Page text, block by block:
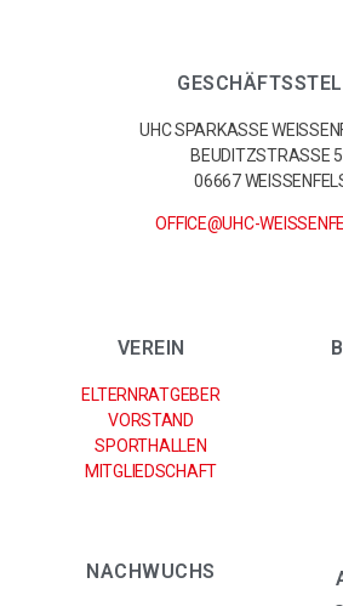
UHC SPARKASSE
BEUDITZSTRASSE 50
06667 WEISSENFELS
OFFICE@UHC-
VEREIN
ELTERNRATGEBER
VORSTAND
SPORTHALLEN
MITGLIEDSCHAFT
NACHWUCHS